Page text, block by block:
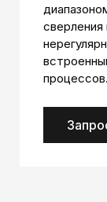
сверления
процессов.